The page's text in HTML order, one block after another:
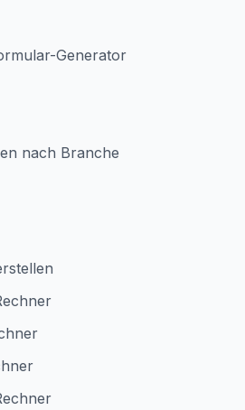
Generator
nach Branche